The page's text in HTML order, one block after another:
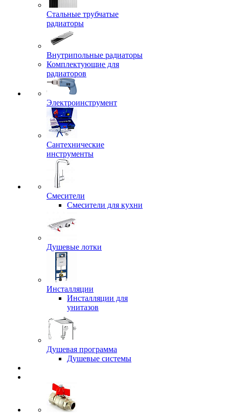
Стальные трубчатые
радиаторы
Внутрипольные радиаторы
Комплектующие для
радиаторов
Электроинструмент
Сантехнические
инструменты
Смесители
Смесители для кухни
Душевые лотки
Инсталляции
Инсталляции для
унитазов
Душевая программа
Душевые системы